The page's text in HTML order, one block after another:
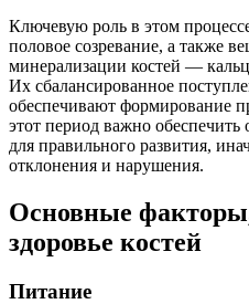
Ключевую роль в этом
половое созревание, а также
минерализации костей —
Их сбалансированное
обеспечивают формирование
этот период важно
для правильного развития,
отклонения и нарушения.
Основные
здоровье костей
Питание